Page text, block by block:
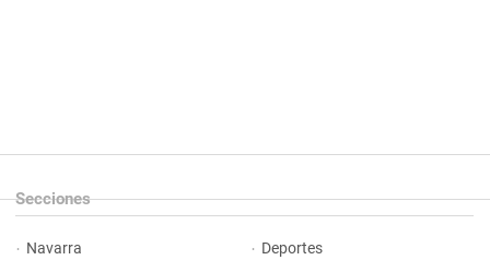
Secciones
Navarra Deportes